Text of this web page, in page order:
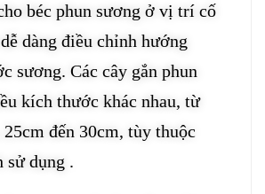
béc phun sương ở vị trí cố
dàng điều chỉnh hướng
sương. Các cây gắn phun
kích thước khác nhau, từ
đến 30cm, tùy thuộc
sử dụng .